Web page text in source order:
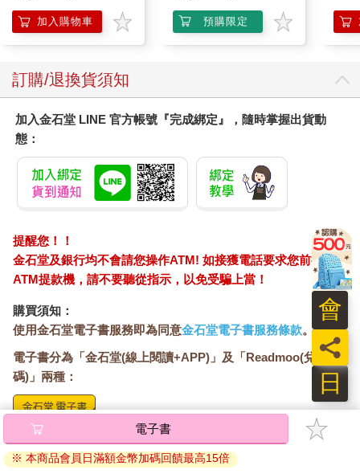
加入購物車 預購限定
訂購/退換貨須知
加入金石堂 LINE 官方帳號『完成綁定』，隨時掌握出貨動
態：
提醒您！！
金石堂及銀行均不會請您操作ATM! 如接獲電話要求您前往
ATM提款機，請不要聽從指示，以免受騙上當！
購買須知：
使用金石堂電子書服務即為同意金石堂電子書服務條款。
電子書分為「金石堂(線上閱讀+APP)」及「Readmoo(兌換
碼)」兩種：
將儲存於會員中心→電子書服務「我的e書櫃」，點選線上
閱讀直接開啟閱讀。
電子書
※ 本商品會員日滿額金幣加碼回饋最高15倍
日
員
會